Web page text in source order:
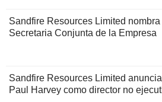
Sandfire Resources Limited
Secretaria Conjunta de la Empresa
Sandfire Resources Limited
Paul Harvey como director no